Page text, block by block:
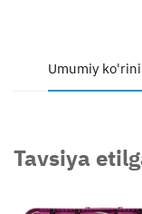
Umumiy
Tavsiya